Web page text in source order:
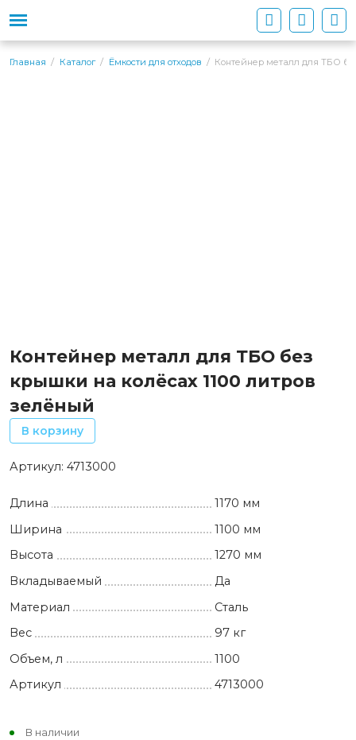
Главная Каталог Ёмкости для отходов Контейнер металл для ТБО
Контейнер металл для ТБО без
крышки на колёсах 1100 литров
зелёный
В корзину
Артикул: 4713000
Длина
1170 мм
Ширина
1100 мм
Высота
1270 мм
Вкладываемый
Да
Материал
Сталь
Вес
97 кг
Объем, л
1100
Артикул
4713000
В наличии